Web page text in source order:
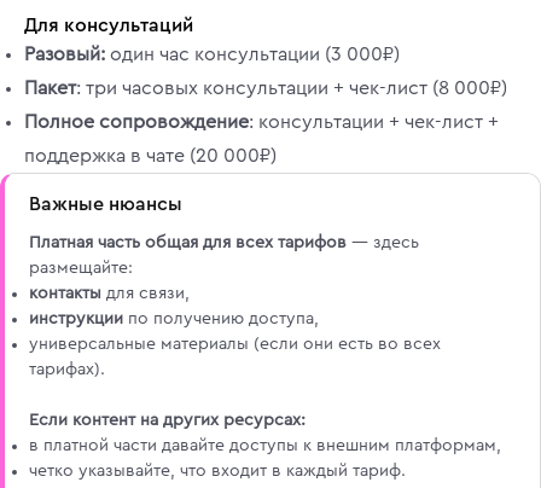
Для консультаций
Разовый: один час консультации (3 000₽)
Пакет: три часовых консультации + чек-лист (8 000₽)
Полное сопровождение: консультации + чек-лист +
поддержка в чате (20 000₽)
Важные нюансы
Платная часть общая для всех тарифов — здесь
размещайте:
контакты для связи,
инструкции по получению доступа,
универсальные материалы (если они есть во всех
тарифаx).
Если контент на других ресурсах:
в платной части давайте доступы к внешним платформам,
четко указывайте, что входит в каждый тариф.